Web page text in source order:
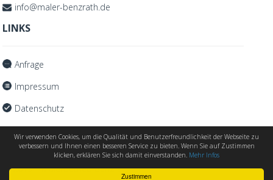
Zustimmen
Wir verwenden Cookies, um die Qualität und Benutzerfreundlichkeit der Webseite zu
verbessern und Ihnen einen besseren Service zu bieten. Wenn Sie auf Zustimmen
klicken, erklären Sie sich damit einverstanden. Mehr Infos
info@maler-benzrath.de
LINKS
Anfrage
Impressum
Datenschutz
© 2019 | Malerbetrieb Benzrath